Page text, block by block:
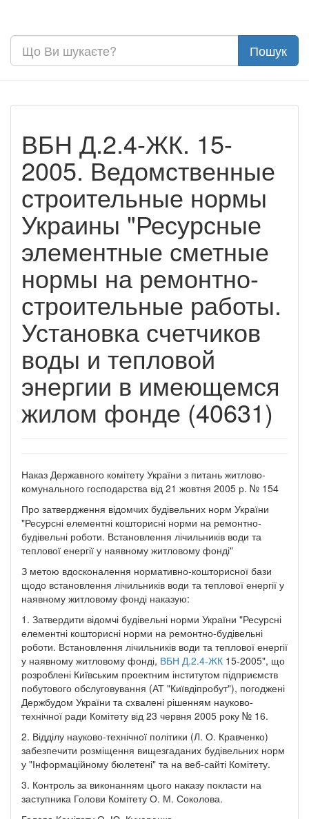
ВБН Д.2.4-ЖК. 15-
2005. Ведомственные
строительные нормы
Украины "Ресурсные
элементные сметные
нормы на ремонтно-
строительные работы.
Установка счетчиков
воды и тепловой
энергии в имеющемся
жилом фонде (40631)
Наказ Державного комітету України з питань житлово-
комунального господарства від 21 жовтня 2005 р. № 154
Про затвердження відомчих будівельних норм України
"Ресурсні елементні кошторисні норми на ремонтно-
будівельні роботи. Встановлення лічильників води та
теплової енергії у наявному житловому фонді"
З метою вдосконалення нормативно-кошторисної бази
щодо встановлення лічильників води та теплової енергії у
наявному житловому фонді наказую:
1. Затвердити відомчі будівельні норми України "Ресурсні
елементні кошторисні норми на ремонтно-будівельні
роботи. Встановлення лічильників води та теплової енергії
у наявному житловому фонді, ВБН Д.2.4-ЖК 15-2005", що
розроблені Київським проектним інститутом підприємств
побутового обслуговування (АТ "Київдіпробут"), погоджені
Держбудом України та схвалені рішенням науково-
технічної ради Комітету від 23 червня 2005 року № 16.
2. Відділу науково-технічної політики (Л. О. Кравченко)
забезпечити розміщення вищезгаданих будівельних норм
у "Інформаційному бюлетені" та на веб-сайті Комітету.
3. Контроль за виконанням цього наказу покласти на
заступника Голови Комітету О. М. Соколова.